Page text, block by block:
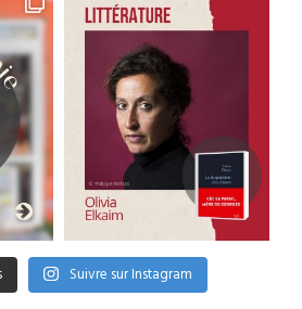
Suivre sur Instagram